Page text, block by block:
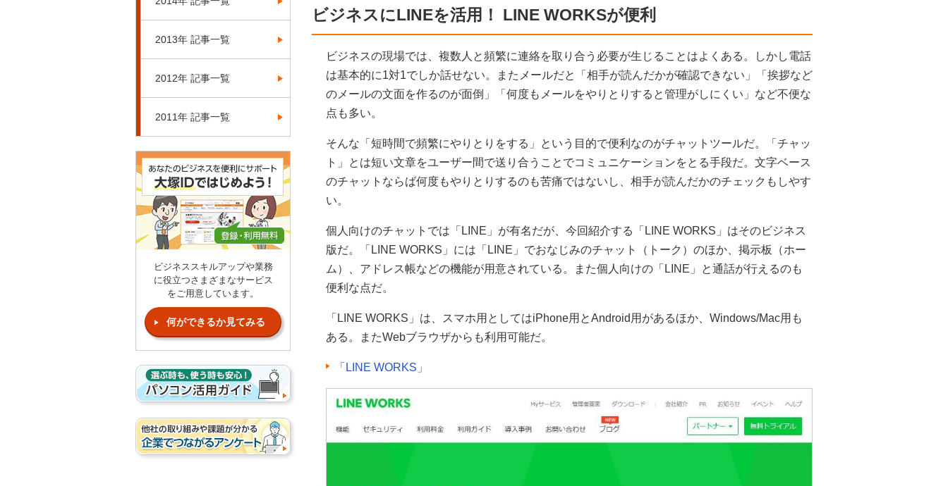
ビジネスにLINEを活用！ LINE WORKSが便利
ビジネスの現場では、複数人と頻繁に連絡を取り合う必要が生じることはよくある。しかし電話
は基本的に1対1でしか話せない。またメールだと「相手が読んだかが確認できない」「挨拶など
のメールの文面を作るのが面倒」「何度もメールをやりとりすると管理がしにくい」など不便な
点も多い。
そんな「短時間で頻繁にやりとりをする」という目的で便利なのがチャットツールだ。「チャッ
ト」とは短い文章をユーザー間で送り合うことでコミュニケーションをとる手段だ。文字ベース
のチャットならば何度もやりとりするのも苦痛ではないし、相手が読んだかのチェックもしやす
い。
個人向けのチャットでは「LINE」が有名だが、今回紹介する「LINE WORKS」はそのビジネス
版だ。「LINE WORKS」には「LINE」でおなじみのチャット（トーク）のほか、掲示板（ホー
ム）、アドレス帳などの機能が用意されている。また個人向けの「LINE」と通話が行えるのも
便利な点だ。
「LINE WORKS」は、スマホ用としてはiPhone用とAndroid用があるほか、Windows/Mac用も
ある。またWebブラウザからも利用可能だ。
「LINE WORKS」
2013年 記事一覧
2012年 記事一覧
2011年 記事一覧
ビジネススキルアップや業務
に役立つさまざまなサービス
をご用意しています。
何ができるか見てみる